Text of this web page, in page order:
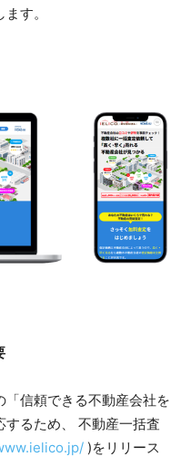
す。
信頼できる不動産会社を
するため、 不動産一括査
)をリリース